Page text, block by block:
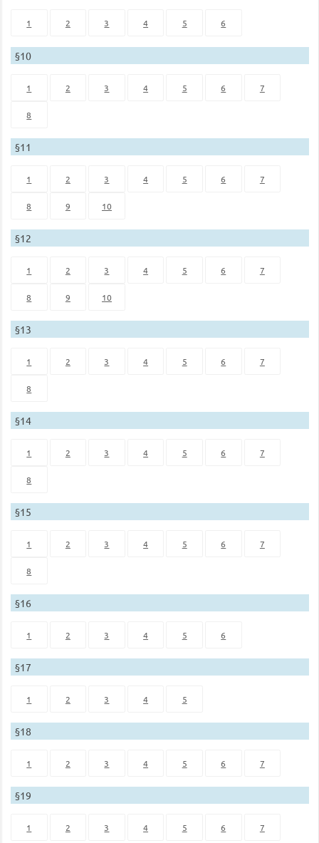
1 2 3 4 5 6
§10
1 2 3 4 5 6 7
8
§11
1 2 3 4 5 6 7
8 9 10
§12
1 2 3 4 5 6 7
8 9 10
§13
1 2 3 4 5 6 7
8
§14
1 2 3 4 5 6 7
8
§15
1 2 3 4 5 6 7
8
§16
1 2 3 4 5 6
§17
1 2 3 4 5
§18
1 2 3 4 5 6 7
§19
1 2 3 4 5 6 7